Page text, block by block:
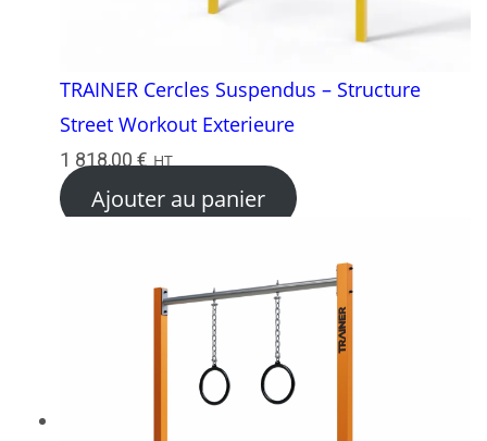
TRAINER Cercles Suspendus – Structure
Street Workout Exterieure
1 818,00€ HT
Ajouter au panier